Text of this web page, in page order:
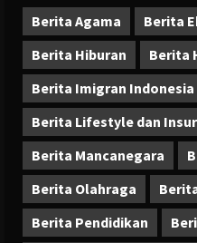
Berita Agama
Berita
Berita Hiburan
Berita
Berita Imigran Indonesia
Berita Lifestyle dan
Berita Mancanegara
Berita Olahraga
Berita Pendidikan